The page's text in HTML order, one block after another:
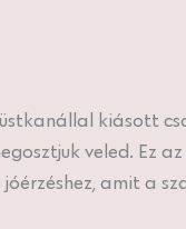
kiásott
veled. Ez
amit a